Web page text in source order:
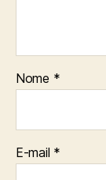
Nome *
E-mail *